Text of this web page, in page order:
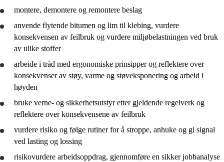
montere, demontere og remontere beslag
anvende flytende bitumen og lim til klebing, vurdere
konsekvensen av feilbruk og vurdere miljøbelastningen ved bruk
av ulike stoffer
arbeide i tråd med ergonomiske prinsipper og reflektere over
konsekvenser av støy, varme og støveksponering og arbeid i
høyden
bruke verne- og sikkerhetsutstyr etter gjeldende regelverk og
reflektere over konsekvensene av feilbruk
vurdere risiko og følge rutiner for å stroppe, anhuke og gi signal
ved lasting og lossing
risikovurdere arbeidsoppdrag, gjennomføre en sikker jobbanalyse